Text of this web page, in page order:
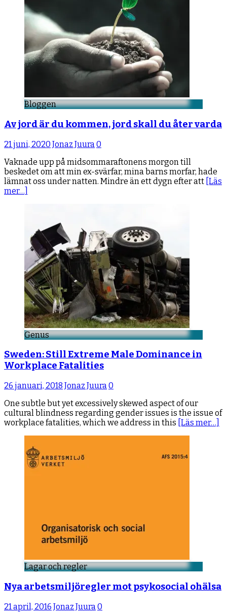
Bloggen
Av jord är du kommen, jord skall du åter varda
21 juni, 2020 Jonaz Juura 0
Vaknade upp på midsommaraftonens morgon till
beskedet om att min ex-svärfar, mina barns morfar, hade
lämnat oss under natten. Mindre än ett dygn efter att [Läs
mer…]
Genus
Sweden: Still Extreme Male Dominance in
Workplace Fatalities
26 januari, 2018 Jonaz Juura0
One subtle but yet excessively skewed aspect of our
cultural blindness regarding gender issues is the issue of
workplace fatalities, which we address in this [Läs mer…]
Lagar och regler
Nya arbetsmiljöregler mot psykosocial ohälsa
21 april, 2016 Jonaz Juura 0